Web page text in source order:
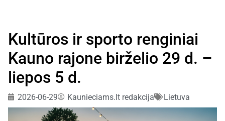
Kultūros ir sporto renginiai
Kauno rajone birželio 29 d. –
liepos 5 d.
2026-06-29 Kaunieciams.lt redakcija Lietuva